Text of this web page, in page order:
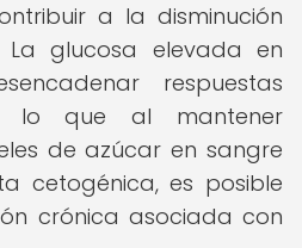
a la disminución
glucosa elevada en
respuestas
lo que al mantener
de azúcar en sangre
cetogénica, es posible
crónica asociada con